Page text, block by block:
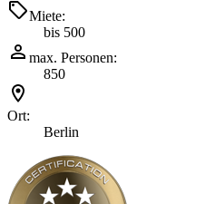
Miete:
bis 500
max. Personen:
850
Ort:
Berlin